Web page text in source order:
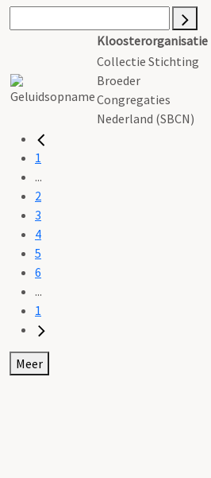
Kloosterorganisatie
Collectie Stichting
Broeder
Congregaties
Nederland (SBCN)
1
...
2
3
4
5
6
...
1
Meer